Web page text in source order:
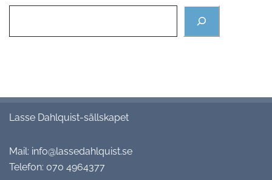
Lasse Dahlquist-sällskapet
Mail: info@lassedahlquist.se
Telefon: 070 4964377